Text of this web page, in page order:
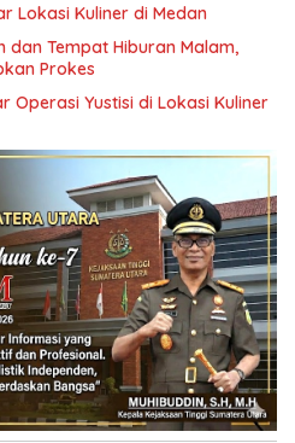
Lokasi Kuliner di Medan
dan Tempat Hiburan Malam,
Prokes
Operasi Yustisi di Lokasi Kuliner